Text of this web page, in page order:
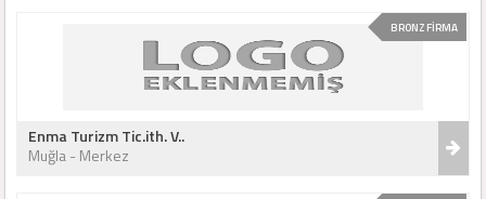
BRONZ FİRMA
Enma Turizm Tic.ith. V..
Muğla - Merkez